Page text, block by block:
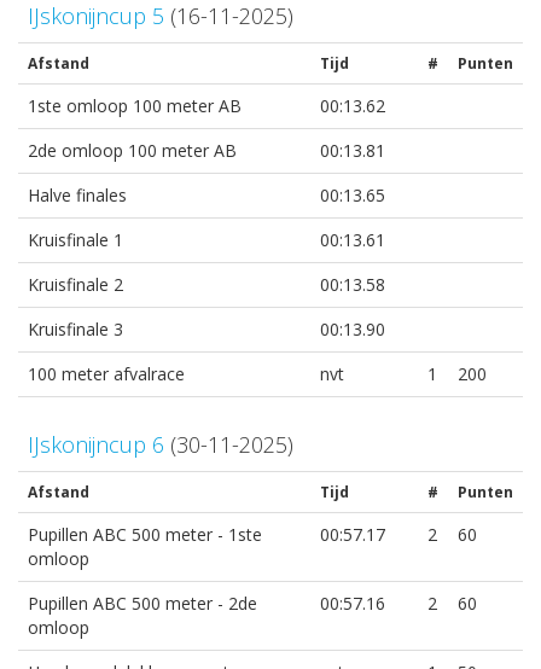
IJskonijncup 5 (16-11-2025)
Afstand Tijd # Punten
1ste omloop 100 meter AB
00:13.62
2de omloop 100 meter AB
00:13.81
Halve finales
00:13.65
Kruisfinale 1
00:13.61
Kruisfinale 2
00:13.58
Kruisfinale 3
00:13.90
100 meter afvalrace
nvt 1 200
IJskonijncup 6 (30-11-2025)
Afstand Tijd # Punten
Pupillen ABC 500 meter - 1ste
omloop
00:57.17 2 60
Pupillen ABC 500 meter - 2de
omloop
00:57.16 2 60